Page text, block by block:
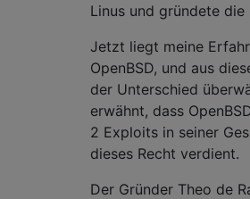
Linus und gründete die
Jetzt liegt meine
OpenBSD, und aus
der Unterschied
erwähnt, dass
2 Exploits in seiner
dieses Recht verdient.
Der Gründer Theo de